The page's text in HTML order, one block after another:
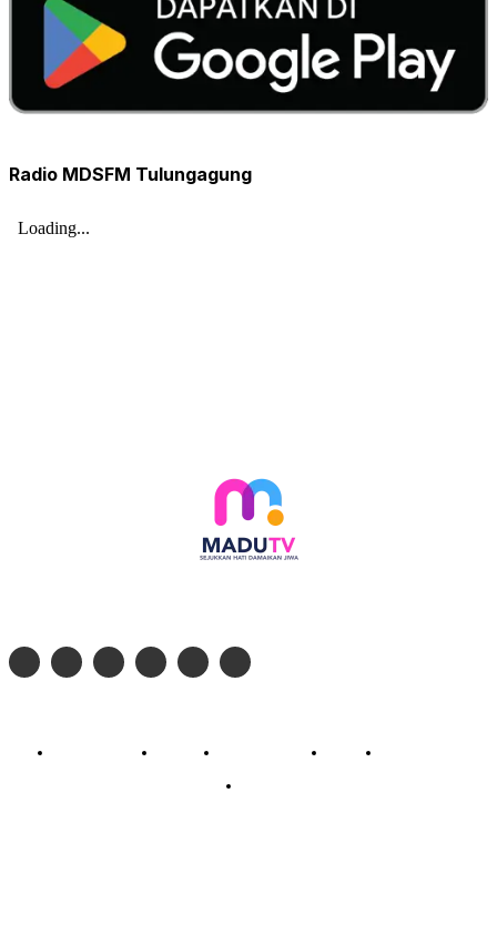
Radio MDSFM Tulungagung
Profil Madu TV Redaksi Pedoman Siber Kontak